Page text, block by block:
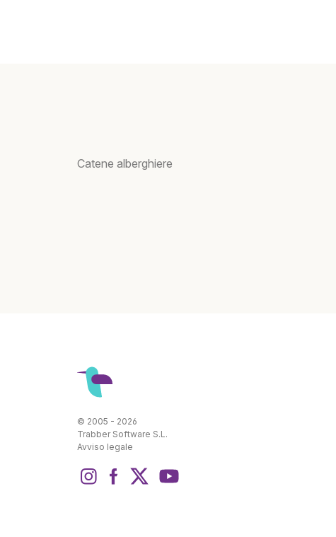
Catene alberghiere
© 2005 - 2026
Trabber Software S.L.
Avviso legale